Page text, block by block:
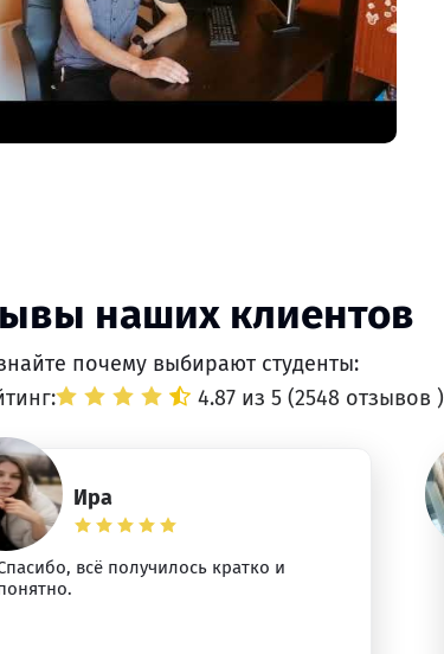
наших клиентов
почему выбирают студенты:
4.87 из 5 (2548 отзывов )
Ира
всё получилось кратко и